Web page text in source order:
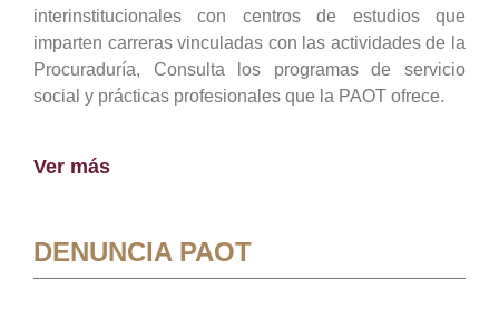
interinstitucionales con centros de estudios que
imparten carreras vinculadas con las actividades de la
Procuraduría, Consulta los programas de servicio
social y prácticas profesionales que la PAOT ofrece.
Ver más
DENUNCIA PAOT